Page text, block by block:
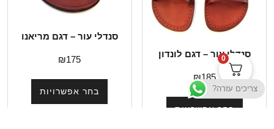
סנדלי עור – דגם לונדון
₪185
בחר אפשרויות
סנדלי עור – דגם מריאנו
₪175
בחר אפשרויות צריכים עזרה?
0